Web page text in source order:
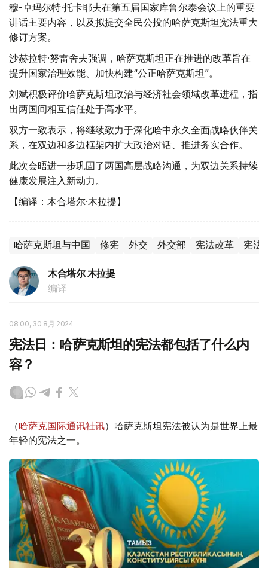
穆-卓玛尔特·托卡耶夫在第五届国家库鲁尔泰会议上的重要
讲话主要内容，以及拟提交全民公投的哈萨克斯坦宪法重大
修订方案。
沙赫拉特·努雷舍夫强调，哈萨克斯坦正在推进的改革旨在
提升国家治理效能、加快构建“公正哈萨克斯坦”。
刘斌积极评价哈萨克斯坦政治与经济社会领域改革进程，指
出两国间相互信任处于高水平。
双方一致表示，将继续致力于深化哈中永久全面战略伙伴关
系，在双边和多边框架内扩大政治对话、推进务实合作。
此次会晤进一步巩固了两国高层战略沟通，为双边关系持续
健康发展注入新动力。
【编译：木合塔尔·木拉提】
哈萨克斯坦与中国 修宪 外交 外交部 宪法改革 宪法
木合塔尔 木拉提
编译
08:00, 30 8月 2024
宪法日：哈萨克斯坦的宪法都包括了什么内
容？
（哈萨克国际通讯社讯）哈萨克斯坦宪法被认为是世界上最
年轻的宪法之一。